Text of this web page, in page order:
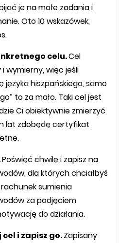
je na małe zadania i
Oto 10 wskazówek,
celu.Cel
wymierny, więc jeśli
języka hiszpańskiego, samo
to za mało. Taki cel jest
Ci obiektywnie zmierzyć
lat zdobędę certyfikat
Poświęć chwilę i zapisz na
dla których chciałbyś
sumienia
za podjęciem
do działania.
i zapisz go.Zapisany